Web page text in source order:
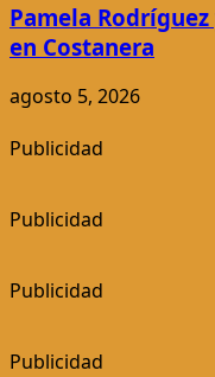
Pamela
en Costanera
agosto 5, 2026
Publicidad
Publicidad
Publicidad
Publicidad